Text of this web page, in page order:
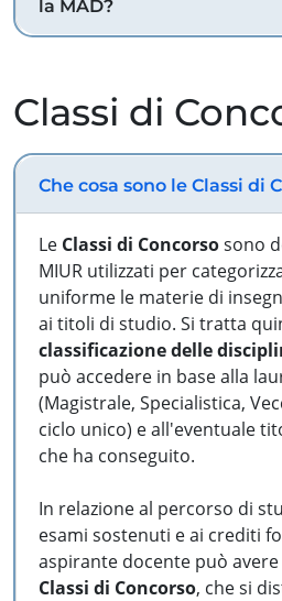
la MAD?
Classi di
Che cosa sono le Classi di
Le Classi di Concorsosono
MIUR utilizzati per
uniforme le materie di
ai titoli di studio. Si tratta
classificazione delle
può accedere in base alla
(Magistrale, Specialistica,
ciclo unico) e all'eventuale
che ha conseguito.
In relazione al percorso di
esami sostenuti e ai crediti
aspirante docente può
Classi di Concorso, che si